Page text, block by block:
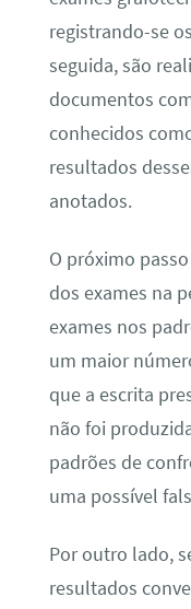
registrando-se
seguida, são
documentos
conhecidos
resultados
anotados.
O próximo
dos exames na
exames nos
um maior
que a escrita
não foi
padrões de
uma possível
Por outro lado,
resultados